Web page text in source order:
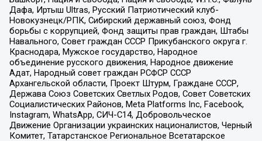
Дафа, Иртыш Ultras, Русский Патриотический клуб-
Новокузнецк/РПК, Сибирский державный союз, Фонд
борьбы с коррупцией, Фонд защиты прав граждан, Штабы
Навального, Совет граждан СССР Прикубанского округа г.
Краснодара, Мужское государство, Народное
объединение русского движения, Народное движение
Адат, Народный совет граждан РСФСР СССР
Архангельской области, Проект Штурм, Граждане СССР,
Держава Союз Советских Светлых Родов, Совет Советских
Социалистических Районов, Meta Platforms Inc, Facebook,
Instagram, WhatsApp, СИЧ-С14, Добровольческое
Движение Организации украинских националистов, Черный
Комитет, Татарстанское Региональное Всетатарское